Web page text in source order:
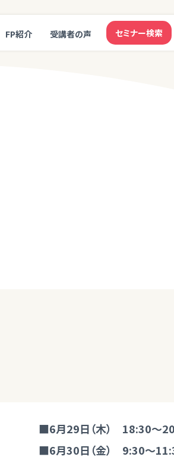
FP紹介 受講者の声 セミナー検索
■6月29日（木） 18:30～
■6月30日（金） 9:30～